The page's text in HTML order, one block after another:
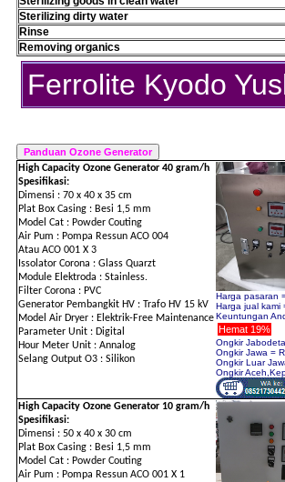
Sterilizing dirty water
Rinse
Removing organics
Ferrolite Kyodo
High Capacity Ozone Generator 40 gram/h
Spesifikasi:
Dimensi : 70 x 40 x 35 cm
Plat Box Casing : Besi 1,5 mm
Model Cat : Powder Couting
Air Pum : Pompa Ressun ACO 004
Atau ACO 001 X 3
Issolator Corona : Glass Quarzt
Module Elektroda : Stainless.
Filter Corona : PVC
Generator Pembangkit HV : Trafo HV 15 kV
Model Air Dryer : Elektrik-Free Maintenance
Parameter Unit : Digital
Hour Meter Unit : Annalog
Selang Output O3 : Silikon
Harga pasaran
Harga jual kami
Keuntungan
Hemat 19%
Ongkir
Ongkir Jawa =
Ongkir Luar
Ongkir
High Capacity Ozone Generator 10 gram/h
Spesifikasi:
Dimensi : 50 x 40 x 30 cm
Plat Box Casing : Besi 1,5 mm
Model Cat : Powder Couting
Air Pum : Pompa Ressun ACO 001 X 1